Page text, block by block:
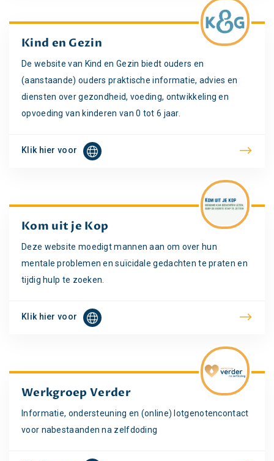
Kind en Gezin
De website van Kind en Gezin biedt ouders en
(aanstaande) ouders praktische informatie, advies en
diensten over gezondheid, voeding, ontwikkeling en
opvoeding van kinderen van 0 tot 6 jaar.
Klik hier voor
Kom uit je Kop
Deze website moedigt mannen aan om over hun
mentale problemen en suïcidale gedachten te praten en
tijdig hulp te zoeken.
Klik hier voor
Werkgroep Verder
Informatie, ondersteuning en (online) lotgenotencontact
voor nabestaanden na zelfdoding